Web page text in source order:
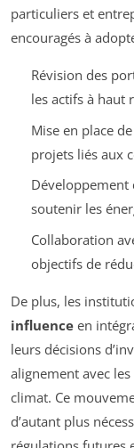
particuliers et
encouragés à
Révision des
les actifs à haut
Mise en place
projets liés aux
soutenir les
Collaboration
objectifs de
De plus, les
influence en
leurs décisions
alignement avec les
climat. Ce
d’autant plus